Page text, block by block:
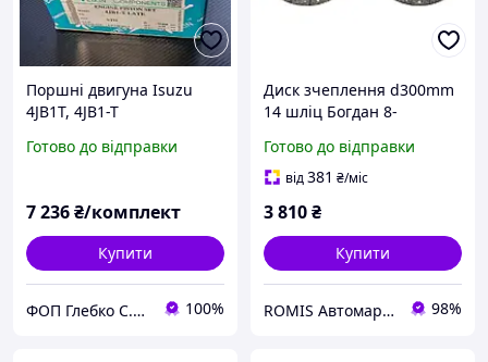
Поршні двигуна Isuzu
4JB1T, 4JB1-T
Готово до відправки
7 236₴/комплект
Купити
ФОП Глебко С.Ю. 100%
Диск зчеплення d300mm
14 шліц Богдан 8-
Готово до відправки
від381 ₴/міс
3 810₴
Купити
ROMIS Автомаркет 98%